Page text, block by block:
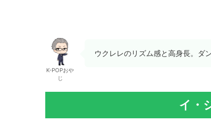
K-POPおや
じ
ウクレレのリズム感と高身長。ダ
イ・